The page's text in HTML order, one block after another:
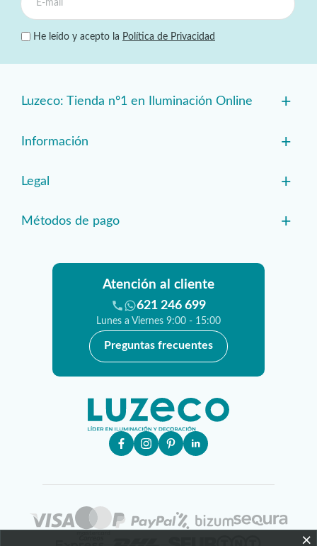
He leído y acepto la Política de Privacidad
Luzeco: Tienda nº1 en Iluminación Online +
Información +
Legal +
Métodos de pago +
Atención al cliente
621 246 699
Lunes a Viernes 9:00 - 15:00
Preguntas frecuentes
×